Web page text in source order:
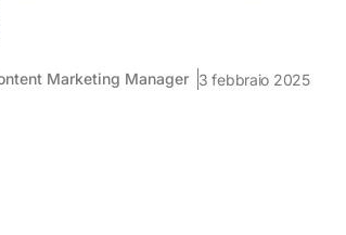
Marketing Manager 3 febbraio 2025